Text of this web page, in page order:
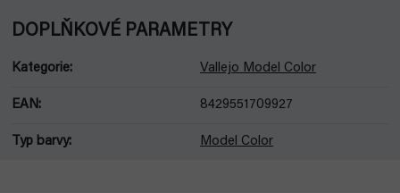
DOPLŇKOVÉ PARAMETRY
Kategorie: Vallejo Model Color
EAN: 8429551709927
Typ barvy: Model Color